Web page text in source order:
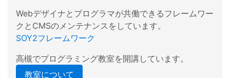
Webデザイナとプログラマが共働できるフレームワー
クとCMSのメンテナンスをしています。
SOY2フレームワーク
高槻でプログラミング教室を開講しています。
教室について